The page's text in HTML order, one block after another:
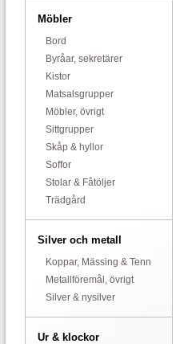
Möbler
Bord
Byråar, sekretärer
Kistor
Matsalsgrupper
Möbler, övrigt
Sittgrupper
Skåp & hyllor
Soffor
Stolar & Fåtöljer
Trädgård
Silver och metall
Koppar, Mässing & Tenn
Metallföremål, övrigt
Silver & nysilver
Ur & klockor